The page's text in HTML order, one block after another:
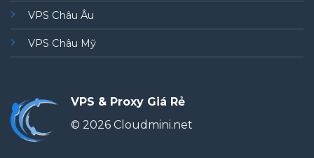
VPS Châu Âu
VPS Châu Mỹ
VPS & Proxy Giá Rẻ
© 2026 Cloudmini.net